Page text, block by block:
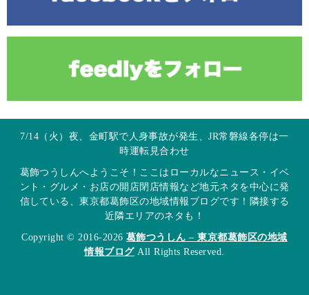
7/14（火）夜、金町駅で人身事故が発生、JR常磐線各停は一
時運転見合わせ
葛飾つうしんへようこそ！ここはローカルなニュース・イベ
ント・グルメ・お店の開店閉店情報など地元ネタを中心に発
信している、東京都葛飾区の地域情報ブログです！隣接する
近隣エリアのネタも！
Copyright © 2016-2026 葛飾つうしん – 東京都葛飾区の地域
情報ブログAll Rights Reserved.